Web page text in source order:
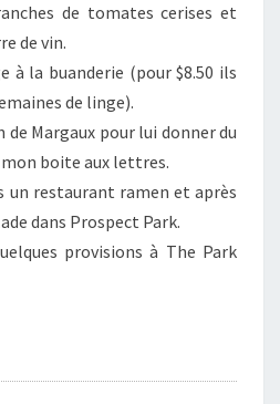
de tomates cerises et
de vin.
à la buanderie (pour $8.50 ils
de linge).
de Margaux pour lui donner du
mon boite aux lettres.
un restaurant ramen et après
dans Prospect Park.
provisions à The Park